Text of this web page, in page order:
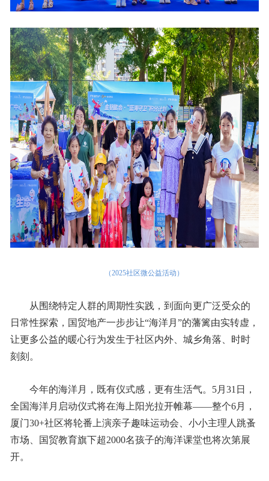
（2025社区微公益活动）
从围绕特定人群的周期性实践，到面向更广泛受众的
日常性探索，国贸地产一步步让“海洋月”的藩篱由实转虚，
让更多公益的暖心行为发生于社区内外、城乡角落、时时
刻刻。
今年的海洋月，既有仪式感，更有生活气。5月31日，
全国海洋月启动仪式将在海上阳光拉开帷幕——整个6月，
厦门30+社区将轮番上演亲子趣味运动会、小小主理人跳蚤
市场、国贸教育旗下超2000名孩子的海洋课堂也将次第展
开。